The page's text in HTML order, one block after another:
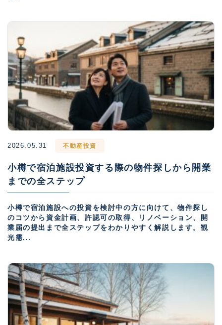
2026.05.31 不動産投資
小樽で宿泊施設投資する際の物件探しから開業
までの全ステップ
小樽で宿泊施設への投資を検討中の方に向けて、物件探し
のコツから資金計画、許認可の取得、リノベーション、開
業届の提出まで全ステップをわかりやすく解説します。観
光需...